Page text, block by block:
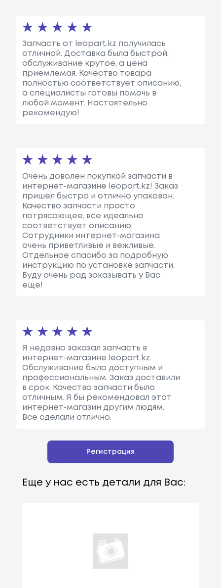
Запчасть от leopart.kz получилась
отличной. Доставка была быстрой,
обслуживание крутое, а цена
приемлемая. Качество товара
полностью соответствует описанию,
а специалисты готовы помочь в
любой момент. Настоятельно
рекомендую!
Очень доволен покупкой запчасти в
интернет-магазине leopart.kz! Заказ
пришел быстро и отлично упакован.
Качество запчасти просто
потрясающее, все идеально
соответствует описанию.
Сотрудники интернет-магазина
очень приветливые и вежливые.
Отдельное спасибо за подробную
инструкцию по установке запчасти.
Буду очень рад заказывать у Вас
еще!
Я недавно заказал запчасть в
интернет-магазине leopart.kz.
Обслуживание было доступным и
профессиональным. Заказ доставили
в срок. Качество запчасти было
отличным. Я бы рекомендовал этот
интернет-магазин другим людям.
Все сделали отлично.
Регистрация
Еще у нас есть детали для Вас: